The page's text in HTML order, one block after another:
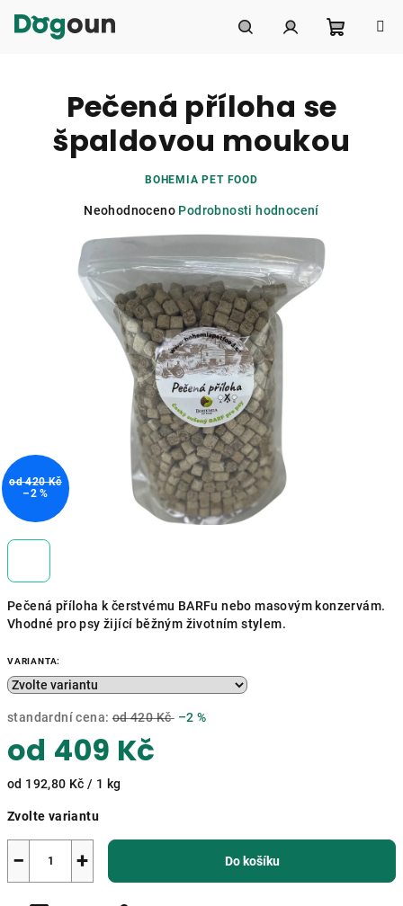
košík
Pečená příloha k čerstvému BARFu nebo masovým konzervám.
Vhodné pro psy žijící běžným životním stylem.
VARIANTA:
standardní cena: od 420 Kč –2 %
od 409 Kč
Měrná
od 192,80 Kč / 1 kg
Zvolte variantu
+
− Do košíku
Pečená příloha se
špaldovou moukou
BOHEMIA PET FOOD
Průměrné
produktu
je
0,0
z
hvězdiček.
Neohodnoceno Podrobnosti hodnocení
od 420 Kč
–2 %